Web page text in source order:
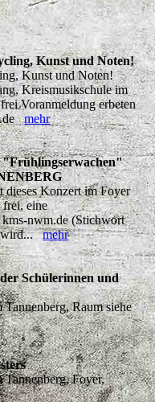
Kunst und Noten!
Kunst und Noten!
Kreismusikschule im
Voranmeldung erbeten
mehr
"Frühlingserwachen"
dieses Konzert im Foyer
frei, eine
nwm.de (Stichwort
wird...mehr
Schülerinnen und
Raum siehe
Foyer,